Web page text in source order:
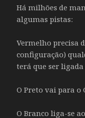
Há milhões de
algumas pistas:
Vermelho precisa
configuração)
terá que ser ligada
O Preto vai para o
O Branco liga-se